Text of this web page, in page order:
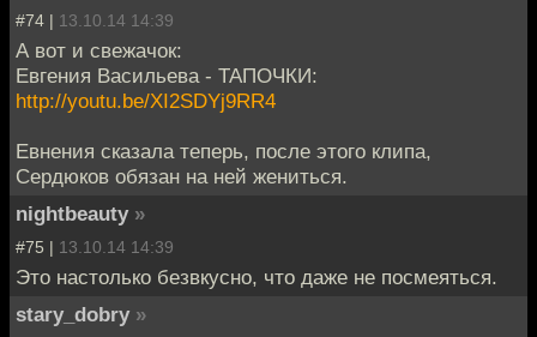
#74 | 13.10.14 14:39
А вот и свежачок:
Евгения Васильева - ТАПОЧКИ:
http://youtu.be/XI2SDYj9RR4
Евнения сказала теперь, после этого клипа,
Сердюков обязан на ней жениться.
nightbeauty »
#75 | 13.10.14 14:39
Это настолько безвкусно, что даже не посмеяться.
stary_dobry »